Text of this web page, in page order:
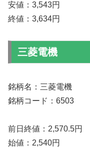
安値：3,543円
終値：3,634円
三菱電機
銘柄名：三菱電機
銘柄コード：6503
前日終値：2,570.5円
始値：2,540円